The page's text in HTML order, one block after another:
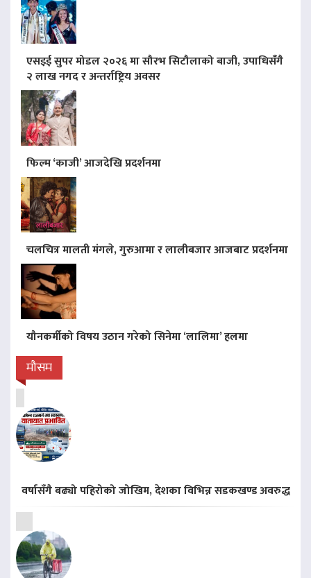
एसइई सुपर मोडल २०२६ मा सौरभ सिटौलाको बाजी, उपाधिसँगै
२ लाख नगद र अन्तर्राष्ट्रिय अवसर
फिल्म ‘काजी’ आजदेखि प्रदर्शनमा
चलचित्र मालती मंगले, गुरुआमा र लालीबजार आजबाट प्रदर्शनमा
यौनकर्मीको विषय उठान गरेको सिनेमा ‘लालिमा’ हलमा
मौसम
वर्षासँगै बढ्यो पहिरोको जोखिम, देशका विभिन्न सडकखण्ड अवरुद्ध